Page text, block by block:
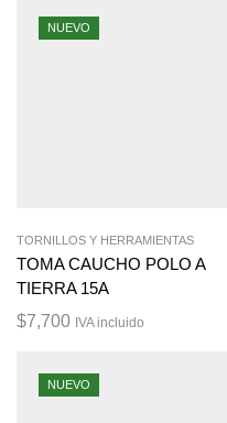
NUEVO
TORNILLOS Y HERRAMIENTAS
TOMA CAUCHO POLO A
TIERRA 15A
$7,700 IVA incluido
NUEVO